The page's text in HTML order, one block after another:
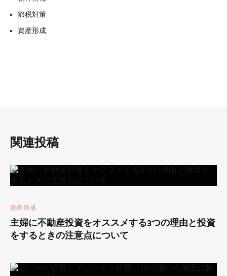
節税対策
資産形成
関連投稿
資産形成
主婦に不動産投資をオススメする3つの理由と投資
をするときの注意点について